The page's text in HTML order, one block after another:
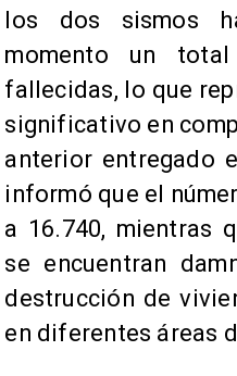
los dos sismos
momento un
fallecidas, lo que
significativo en
anterior entregado
informó que el
a 16.740, mientras
se encuentran
destrucción de
en diferentes áreas